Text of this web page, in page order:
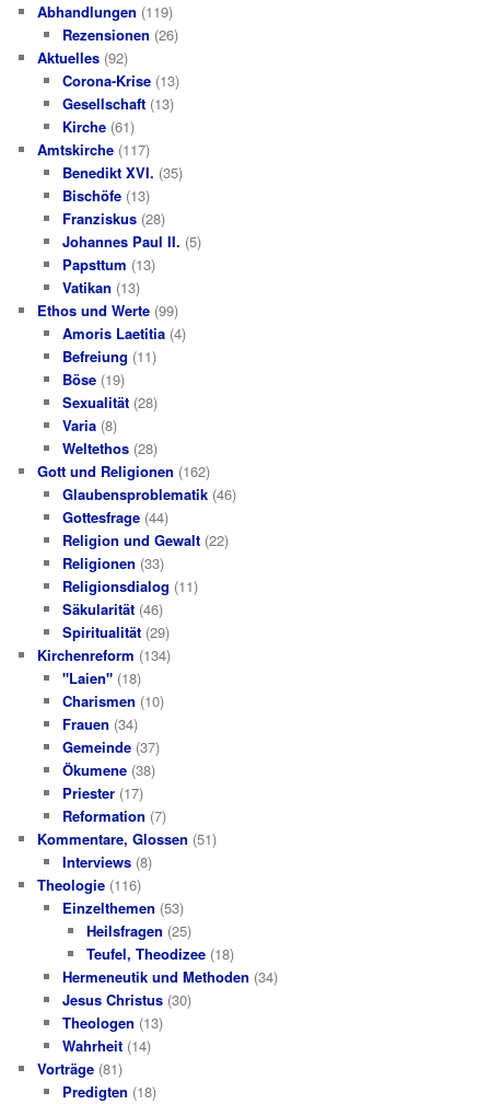
Abhandlungen (119)
Rezensionen (26)
Aktuelles (92)
Corona-Krise(13)
Gesellschaft(13)
Kirche(61)
Amtskirche (117)
Benedikt XVI. (35)
Bischöfe(13)
Franziskus(28)
Johannes Paul II. (5)
Papsttum (13)
Vatikan (13)
Ethos und Werte (99)
Amoris Laetitia(4)
Befreiung (11)
Böse(19)
Sexualität(28)
Varia(8)
Weltethos(28)
Gott und Religionen (162)
Glaubensproblematik(46)
Gottesfrage(44)
Religion und Gewalt(22)
Religionen (33)
Religionsdialog (11)
Säkularität(46)
Spiritualität(29)
Kirchenreform (134)
"Laien"(18)
Charismen (10)
Frauen (34)
Gemeinde(37)
Ökumene(38)
Priester(17)
Reformation (7)
Kommentare, Glossen (51)
Interviews(8)
Theologie (116)
Einzelthemen (53)
Heilsfragen (25)
Teufel, Theodizee (18)
Hermeneutik und Methoden (34)
Jesus Christus(30)
Theologen (13)
Wahrheit(14)
Vorträge (81)
Predigten (18)